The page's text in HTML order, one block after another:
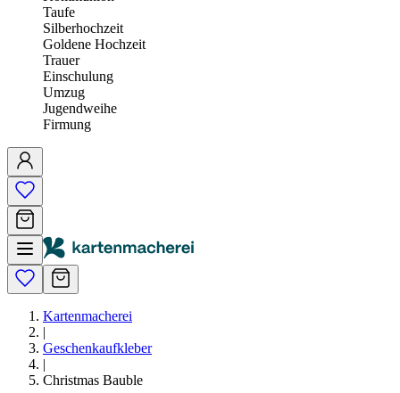
Taufe
Silberhochzeit
Goldene Hochzeit
Trauer
Einschulung
Umzug
Jugendweihe
Firmung
Kartenmacherei
|
Geschenkaufkleber
|
Christmas Bauble